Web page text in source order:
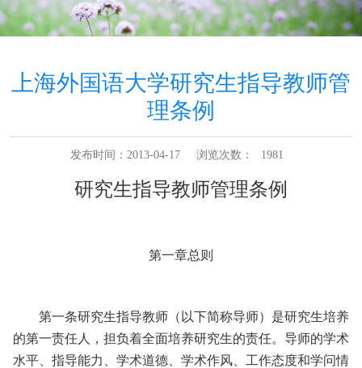
上海外国语大学研究生指导教师管
理条例
发布时间：2013-04-17 浏览次数： 1981
研究生指导教师管理条例
第一章总则
第一条研究生指导教师（以下简称导师）是研究生培养
的第一责任人，担负着全面培养研究生的责任。导师的学术
水平、指导能力、学术道德、学术作风、工作态度和学问情